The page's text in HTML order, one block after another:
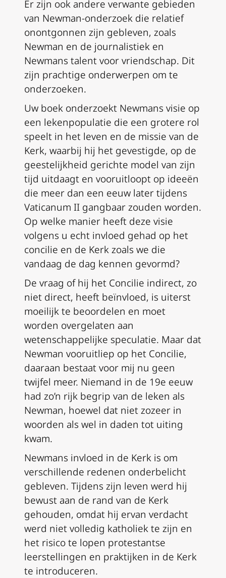
Er zijn ook andere verwante gebieden
van Newman-onderzoek die relatief
onontgonnen zijn gebleven, zoals
Newman en de journalistiek en
Newmans talent voor vriendschap. Dit
zijn prachtige onderwerpen om te
onderzoeken.
Uw boek onderzoekt Newmans visie op
een lekenpopulatie die een grotere rol
speelt in het leven en de missie van de
Kerk, waarbij hij het gevestigde, op de
geestelijkheid gerichte model van zijn
tijd uitdaagt en vooruitloopt op ideeën
die meer dan een eeuw later tijdens
Vaticanum II gangbaar zouden worden.
Op welke manier heeft deze visie
volgens u echt invloed gehad op het
concilie en de Kerk zoals we die
vandaag de dag kennen gevormd?
De vraag of hij het Concilie indirect, zo
niet direct, heeft beïnvloed, is uiterst
moeilijk te beoordelen en moet
worden overgelaten aan
wetenschappelijke speculatie. Maar dat
Newman vooruitliep op het Concilie,
daaraan bestaat voor mij nu geen
twijfel meer. Niemand in de 19e eeuw
had zo’n rijk begrip van de leken als
Newman, hoewel dat niet zozeer in
woorden als wel in daden tot uiting
kwam.
Newmans invloed in de Kerk is om
verschillende redenen onderbelicht
gebleven. Tijdens zijn leven werd hij
bewust aan de rand van de Kerk
gehouden, omdat hij ervan verdacht
werd niet volledig katholiek te zijn en
het risico te lopen protestantse
leerstellingen en praktijken in de Kerk
te introduceren.